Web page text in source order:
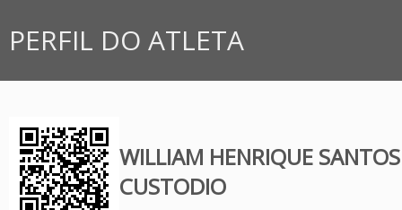
PERFIL DO ATLETA
WILLIAM HENRIQUE SANTOS
CUSTODIO